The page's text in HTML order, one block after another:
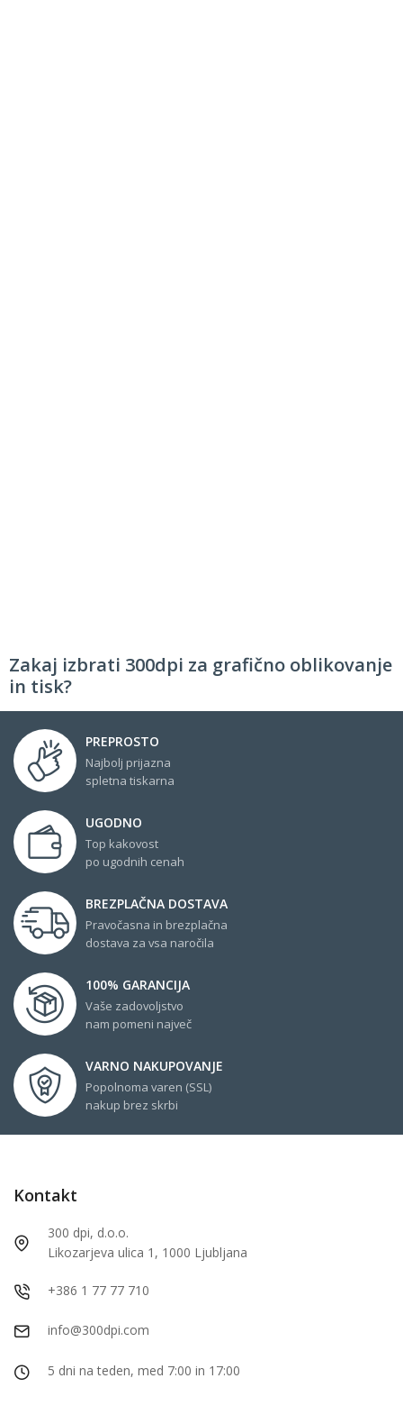
Zakaj izbrati 300dpi za grafično oblikovanje
in tisk?
PREPROSTO
Najbolj prijazna
spletna tiskarna
UGODNO
Top kakovost
po ugodnih cenah
BREZPLAČNA DOSTAVA
Pravočasna in brezplačna
dostava za vsa naročila
100% GARANCIJA
Vaše zadovoljstvo
nam pomeni največ
VARNO NAKUPOVANJE
Popolnoma varen (SSL)
nakup brez skrbi
Kontakt
300 dpi, d.o.o.
Likozarjeva ulica 1, 1000 Ljubljana
+386 1 77 77 710
info@300dpi.com
5 dni na teden, med 7:00 in 17:00